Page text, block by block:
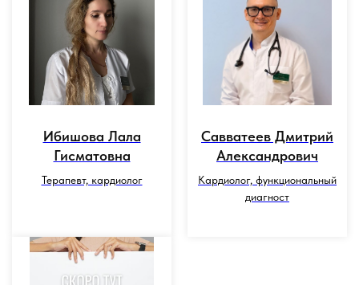
Ибишова Лала
Гисматовна
Терапевт, кардиолог
Савватеев Дмитрий
Александрович
Кардиолог, функциональный
диагност